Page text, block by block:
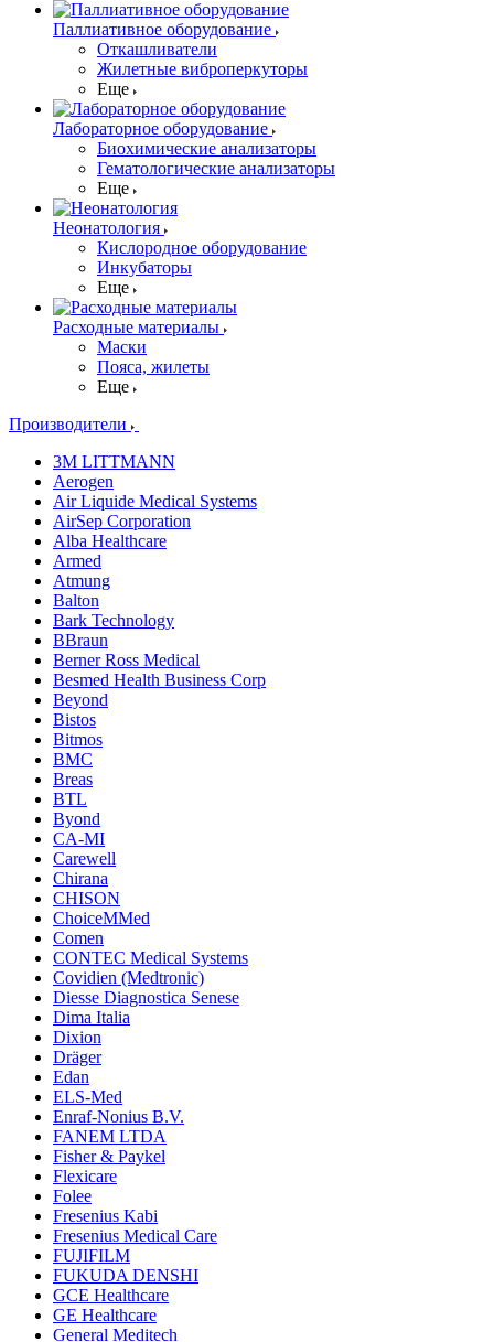
Паллиативное оборудование
Откашливатели
Жилетные виброперкуторы
Еще
Лабораторное оборудование
Биохимические анализаторы
Гематологические анализаторы
Еще
Неонатология
Кислородное оборудование
Инкубаторы
Еще
Расходные материалы
Маски
Пояса, жилеты
Еще
Производители
3M LITTMANN
Aerogen
Air Liquide Medical Systems
AirSep Corporation
Alba Healthcare
Armed
Atmung
Balton
Bark Technology
BBraun
Berner Ross Medical
Besmed Health Business Corp
Beyond
Bistos
Bitmos
BMC
Breas
BTL
Byond
CA-MI
Carewell
Chirana
CHISON
ChoiceMMed
Comen
CONTEC Medical Systems
Covidien (Medtronic)
Diesse Diagnostica Senese
Dima Italia
Dixion
Dräger
Edan
ELS-Med
Enraf-Nonius B.V.
FANEM LTDA
Fisher & Paykel
Flexicare
Folee
Fresenius Kabi
Fresenius Medical Care
FUJIFILM
FUKUDA DENSHI
GCE Healthcare
GE Healthcare
General Meditech